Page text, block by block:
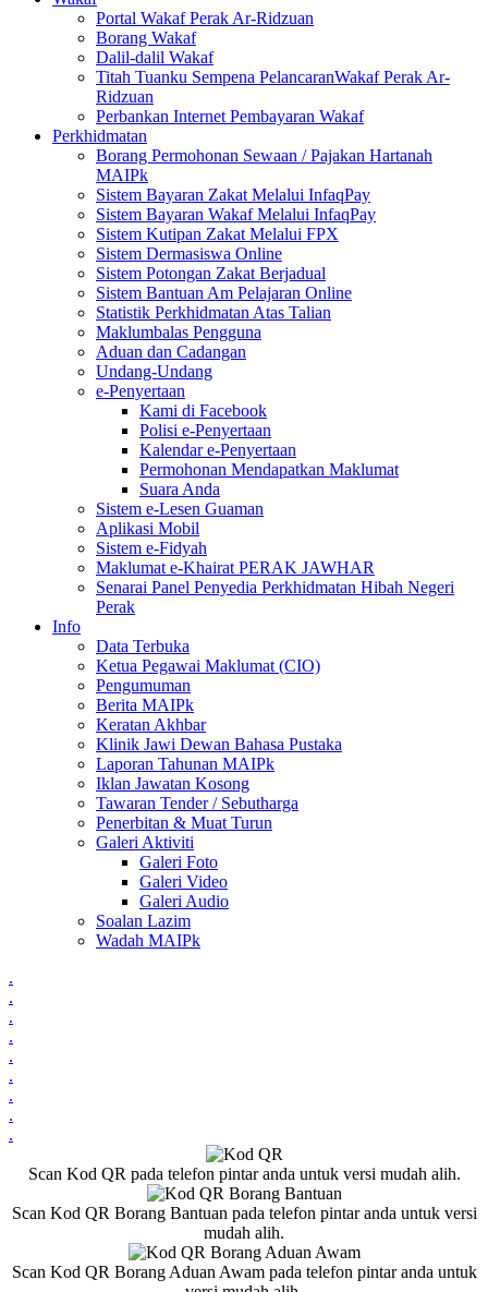
Portal Wakaf Perak Ar-Ridzuan
Borang Wakaf
Dalil-dalil Wakaf
Titah Tuanku Sempena PelancaranWakaf Perak Ar-
Ridzuan
Perbankan Internet Pembayaran Wakaf
Perkhidmatan
Borang Permohonan Sewaan / Pajakan Hartanah
MAIPk
Sistem Bayaran Zakat Melalui InfaqPay
Sistem Bayaran Wakaf Melalui InfaqPay
Sistem Kutipan Zakat Melalui FPX
Sistem Dermasiswa Online
Sistem Potongan Zakat Berjadual
Sistem Bantuan Am Pelajaran Online
Statistik Perkhidmatan Atas Talian
Maklumbalas Pengguna
Aduan dan Cadangan
Undang-Undang
e-Penyertaan
Kami di Facebook
Polisi e-Penyertaan
Kalendar e-Penyertaan
Permohonan Mendapatkan Maklumat
Suara Anda
Sistem e-Lesen Guaman
Aplikasi Mobil
Sistem e-Fidyah
Maklumat e-Khairat PERAK JAWHAR
Senarai Panel Penyedia Perkhidmatan Hibah Negeri
Perak
Info
Data Terbuka
Ketua Pegawai Maklumat (CIO)
Pengumuman
Berita MAIPk
Keratan Akhbar
Klinik Jawi Dewan Bahasa Pustaka
Laporan Tahunan MAIPk
Iklan Jawatan Kosong
Tawaran Tender / Sebutharga
Penerbitan & Muat Turun
Galeri Aktiviti
Galeri Foto
Galeri Video
Galeri Audio
Soalan Lazim
Wadah MAIPk
.
.
.
.
.
.
.
.
.
Scan Kod QR pada telefon pintar anda untuk versi mudah alih.
Scan Kod QR Borang Bantuan pada telefon pintar anda untuk versi
mudah alih.
Scan Kod QR Borang Aduan Awam pada telefon pintar anda untuk